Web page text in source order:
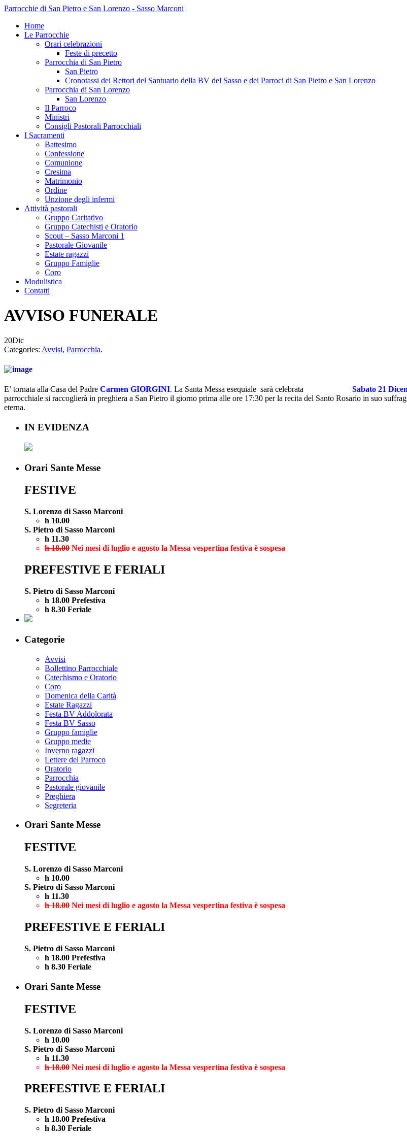
Parrocchie di San Pietro e San Lorenzo - Sasso Marconi
Home
Le Parrocchie
Orari celebrazioni
Feste di precetto
Parrocchia di San Pietro
San Pietro
Cronotassi dei Rettori del Santuario della BV del Sasso e dei Parroci di San Pietro e San Lorenzo
Parrocchia di San Lorenzo
San Lorenzo
Il Parroco
Ministri
Consigli Pastorali Parrocchiali
I Sacramenti
Battesimo
Confessione
Comunione
Cresima
Matrimonio
Ordine
Unzione degli infermi
Attività pastorali
Gruppo Caritativo
Gruppo Catechisti e Oratorio
Scout – Sasso Marconi 1
Pastorale Giovanile
Estate ragazzi
Gruppo Famiglie
Coro
Modulistica
Contatti
AVVISO FUNERALE
20Dic
Categories: Avvisi, Parrocchia.
E’ tornata alla Casa del Padre Carmen GIORGINI. La Santa Messa esequiale sarà celebrata Sabato 21
parrocchiale si raccoglierà in preghiera a San Pietro il giorno prima alle ore 17:30 per la recita del Santo Rosario in suo
eterna.
IN EVIDENZA
Orari Sante Messe
FESTIVE
S. Lorenzo di Sasso Marconi
h 10.00
S. Pietro di Sasso Marconi
h 11.30
h 18.00 Nei mesi di luglio e agosto la Messa vespertina festiva è sospesa
PREFESTIVE E FERIALI
S. Pietro di Sasso Marconi
h 18.00 Prefestiva
h 8.30 Feriale
Categorie
Avvisi
Bollettino Parrocchiale
Catechismo e Oratorio
Coro
Domenica della Carità
Estate Ragazzi
Festa BV Addolorata
Festa BV Sasso
Gruppo famiglie
Gruppo medie
Inverno ragazzi
Lettere del Parroco
Oratorio
Parrocchia
Pastorale giovanile
Preghiera
Segreteria
Orari Sante Messe
FESTIVE
S. Lorenzo di Sasso Marconi
h 10.00
S. Pietro di Sasso Marconi
h 11.30
h 18.00 Nei mesi di luglio e agosto la Messa vespertina festiva è sospesa
PREFESTIVE E FERIALI
S. Pietro di Sasso Marconi
h 18.00 Prefestiva
h 8.30 Feriale
Orari Sante Messe
FESTIVE
S. Lorenzo di Sasso Marconi
h 10.00
S. Pietro di Sasso Marconi
h 11.30
h 18.00 Nei mesi di luglio e agosto la Messa vespertina festiva è sospesa
PREFESTIVE E FERIALI
S. Pietro di Sasso Marconi
h 18.00 Prefestiva
h 8.30 Feriale